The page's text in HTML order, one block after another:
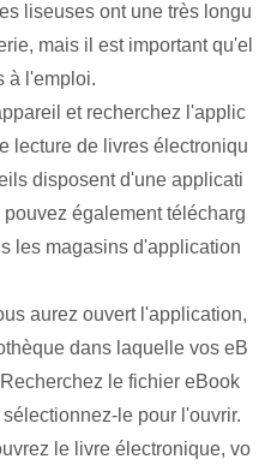
liseuses ont une très longu
mais il est important qu'el
à l'emploi.
et recherchez l'applic
lecture de livres électroniqu
disposent d'une applicati
également télécharg
les magasins d'application
aurez ouvert l'application,
dans laquelle vos eB
le fichier eBook
le pour l'ouvrir.
le livre électronique, vo